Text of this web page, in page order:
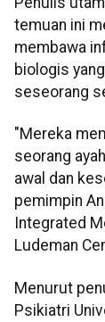
temuan ini
membawa
biologis
seseorang
"Mereka
seorang
awal dan
pemimpin
Integrated
Ludeman
Menurut
Psikiatri